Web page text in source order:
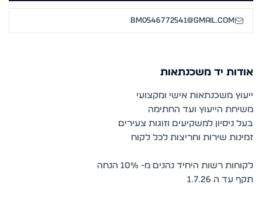
Bm0546772541@gmail.com
אודות יד משכנתאות
תקף עד ה 1.7.26